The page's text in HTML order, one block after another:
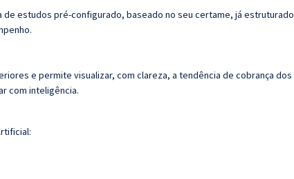
de estudos pré-configurado, baseado no seu certame, já estruturado
e permite visualizar, com clareza, a tendência de cobrança dos
com inteligência.